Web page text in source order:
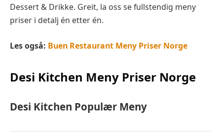
Dessert & Drikke. Greit, la oss se fullstendig meny
priser i detalj én etter én.
Les også: Buen Restaurant Meny Priser Norge
Desi Kitchen Meny Priser Norge
Desi Kitchen Populær Meny